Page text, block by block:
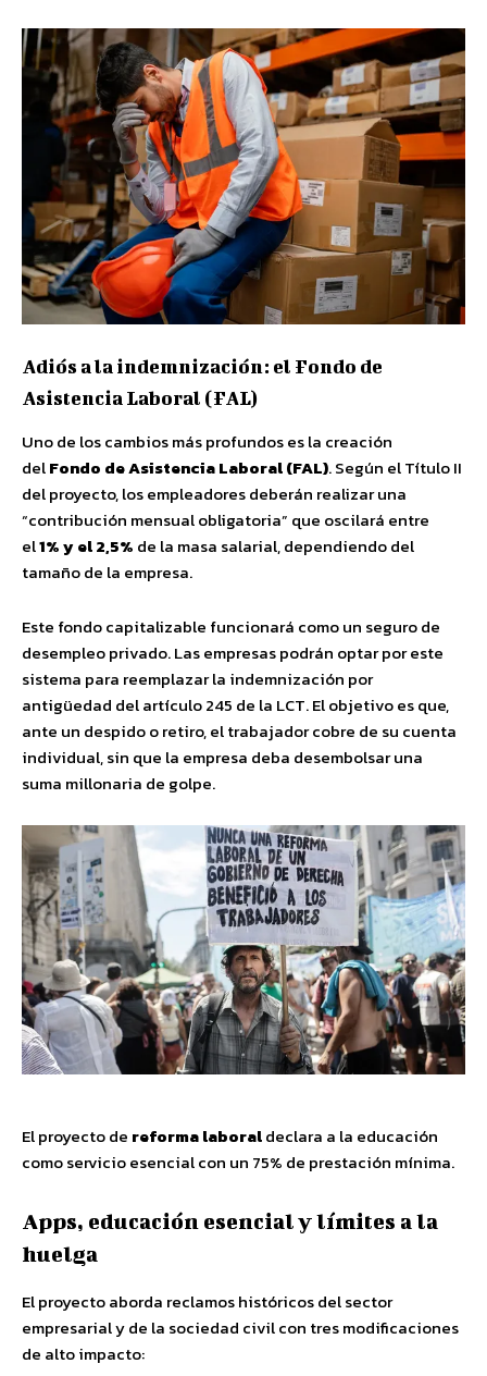
Adiós a la indemnización: el Fondo de
Asistencia Laboral (FAL)
Uno de los cambios más profundos es la creación
delFondo de Asistencia Laboral (FAL). Según el Título II
del proyecto, los empleadores deberán realizar una
“contribución mensual obligatoria” que oscilará entre
el1% y el 2,5% de la masa salarial, dependiendo del
tamaño de la empresa.
Este fondo capitalizable funcionará como un seguro de
desempleo privado. Las empresas podrán optar por este
sistema para reemplazar la indemnización por
antigüedad del artículo 245 de la LCT. El objetivo es que,
ante un despido o retiro, el trabajador cobre de su cuenta
individual, sin que la empresa deba desembolsar una
suma millonaria de golpe.
El proyecto de reforma laboraldeclara a la educación
como servicio esencial con un 75% de prestación mínima.
Apps, educación esencial y límites a la
huelga
El proyecto aborda reclamos históricos del sector
empresarial y de la sociedad civil con tres modificaciones
de alto impacto: